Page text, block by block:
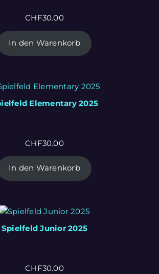
CHF30.00
In den Warenkorb
Elementary 2025
CHF30.00
In den Warenkorb
Spielfeld Junior 2025
CHF30.00